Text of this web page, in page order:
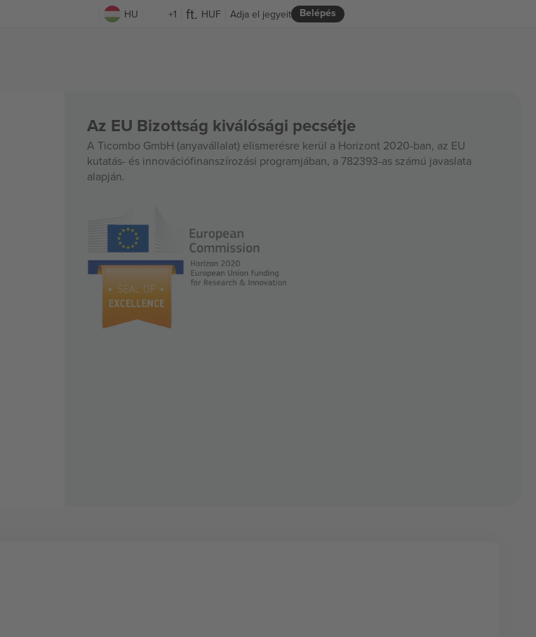
HU +1 HUF Belépés
Adja el jegyeit
Az EU Bizottság kiválósági pecsétje
A Ticombo GmbH (anyavállalat) elismerésre kerül a Horizont 2020-ban, az EU
kutatás- és innovációfinanszírozási programjában, a 782393-as számú javaslata
alapján.